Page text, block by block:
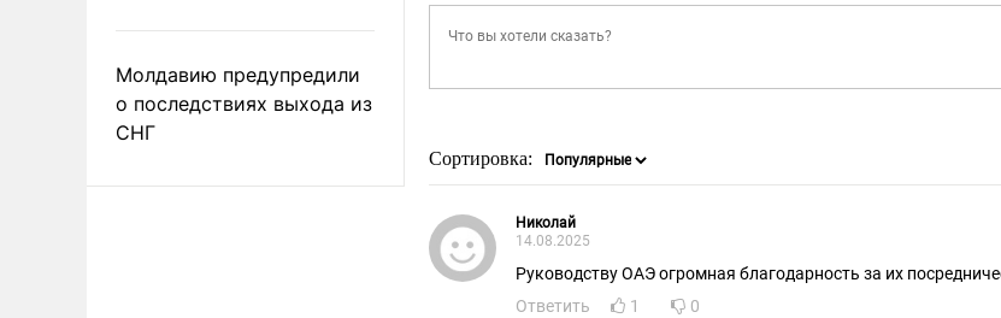
Молдавию предупредили
о последствиях выхода из
СНГ
Сортировка:
Николай
14.08.2025
Руководству ОАЭ огромная благодарность за их
Ответить
1 0